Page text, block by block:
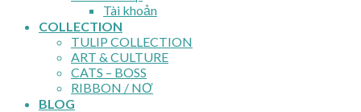
Tài khoản
COLLECTION
TULIP COLLECTION
ART & CULTURE
CATS – BOSS
RIBBON / NƠ
BLOG